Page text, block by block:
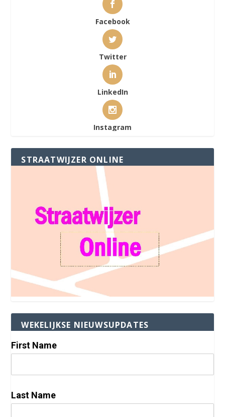
Facebook
Twitter
LinkedIn
Instagram
STRAATWIJZER ONLINE
WEKELIJKSE NIEUWSUPDATES
First Name
Last Name